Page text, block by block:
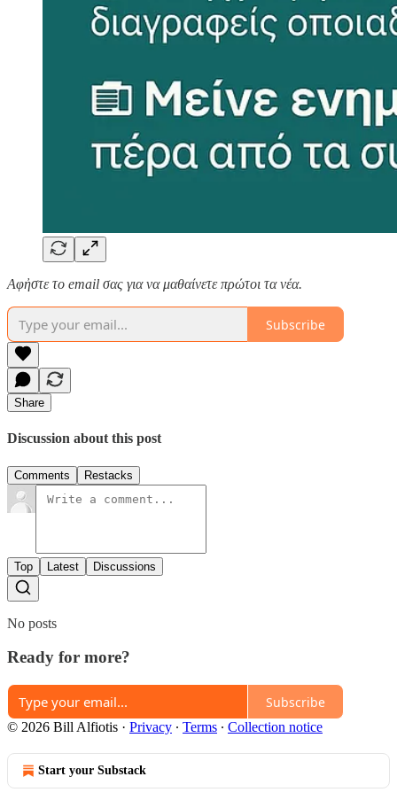
Αφἠστε το email σας για να μαθαίνετε πρώτοι τα νέα.
Subscribe
Share
Discussion about this post
Comments Restacks
Top Latest Discussions
No posts
Ready for more?
Subscribe
© 2026 Bill Alfiotis · Privacy ∙ Terms ∙ Collection notice
Start your Substack